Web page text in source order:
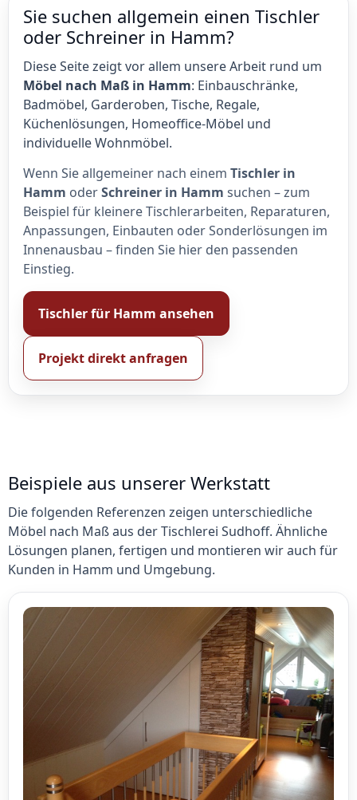
Sie suchen allgemein einen Tischler
oder Schreiner in Hamm?
Diese Seite zeigt vor allem unsere Arbeit rund um
Möbel nach Maß in Hamm: Einbauschränke,
Badmöbel, Garderoben, Tische, Regale,
Küchenlösungen, Homeoffice-Möbel und
individuelle Wohnmöbel.
Wenn Sie allgemeiner nach einem Tischler in
Hamm oderSchreiner in Hamm suchen – zum
Beispiel für kleinere Tischlerarbeiten, Reparaturen,
Anpassungen, Einbauten oder Sonderlösungen im
Innenausbau – finden Sie hier den passenden
Einstieg.
Tischler für Hamm ansehen
Projekt direkt anfragen
Beispiele aus unserer Werkstatt
Die folgenden Referenzen zeigen unterschiedliche
Möbel nach Maß aus der Tischlerei Sudhoff. Ähnliche
Lösungen planen, fertigen und montieren wir auch für
Kunden in Hamm und Umgebung.